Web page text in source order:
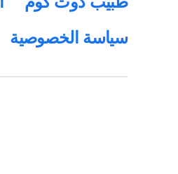
سياسة الخصوصية